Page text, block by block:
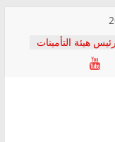
هيئة التأمينات
الأزمة لا ينهي
ونطالب بكشف
الصحي إلى
لجنة “الحق